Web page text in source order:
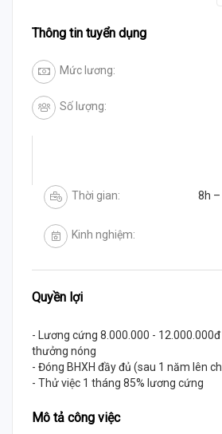
Thông tin tuyển dụng
Mức lương:
Số lượng:
Thời gian:
8h
Kinh nghiệm:
Quyền lợi
- Lương cứng 8.000.000 -
thưởng nóng
- Đóng BHXH đầy đủ (sau 1 năm lên
- Thử việc 1 tháng 85% lương cứng
Mô tả công việc